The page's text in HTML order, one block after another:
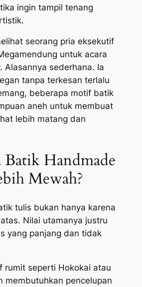
ingin tampil tenang
seorang pria eksekutif
untuk acara
Alasannya sederhana. Ia
tanpa terkesan terlalu
beberapa motif batik
aneh untuk membuat
lebih matang dan
Batik Handmade
Mewah?
tulis bukan hanya karena
Nilai utamanya justru
yang panjang dan tidak
rumit seperti Hokokai atau
membutuhkan pencelupan